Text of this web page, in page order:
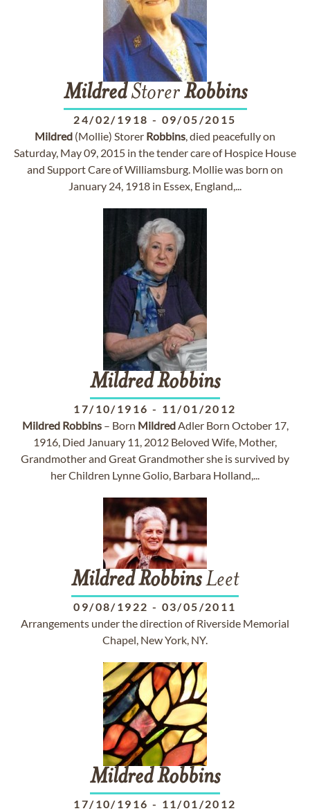
MildredStorerRobbins
24/02/1918 - 09/05/2015
Mildred (Mollie) Storer Robbins, died peacefully on
Saturday, May 09, 2015 in the tender care of Hospice House
and Support Care of Williamsburg. Mollie was born on
January 24, 1918 in Essex, England,...
MildredRobbins
17/10/1916 - 11/01/2012
Mildred Robbins– Born MildredAdler Born October 17,
1916, Died January 11, 2012 Beloved Wife, Mother,
Grandmother and Great Grandmother she is survived by
her Children Lynne Golio, Barbara Holland,...
MildredRobbinsLeet
09/08/1922 - 03/05/2011
Arrangements under the direction of Riverside Memorial
Chapel, New York, NY.
MildredRobbins
17/10/1916 - 11/01/2012